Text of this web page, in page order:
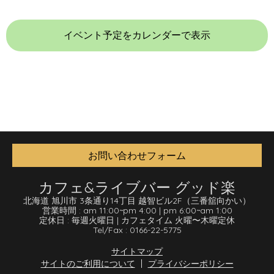
イベント予定をカレンダーで表示
お問い合わせフォーム
カフェ&ライブバー グッド楽
北海道 旭川市 3条通り14丁目 越智ビル2F （三番舘向かい）
営業時間 : am 11:00~pm 4:00 | pm 6:00~am 1:00
定休日 : 毎週火曜日 | カフェタイム 火曜〜木曜定休
Tel/Fax : 0166-22-5775
サイトマップ
サイトのご利用について
プライバシーポリシー